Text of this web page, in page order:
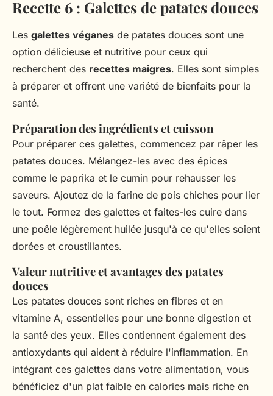
Recette 6 : Galettes de patates douces
Les galettes véganes de patates douces sont une
option délicieuse et nutritive pour ceux qui
recherchent des recettes maigres. Elles sont simples
à préparer et offrent une variété de bienfaits pour la
santé.
Préparation des ingrédients et cuisson
Pour préparer ces galettes, commencez par râper les
patates douces. Mélangez-les avec des épices
comme le paprika et le cumin pour rehausser les
saveurs. Ajoutez de la farine de pois chiches pour lier
le tout. Formez des galettes et faites-les cuire dans
une poêle légèrement huilée jusqu'à ce qu'elles soient
dorées et croustillantes.
Valeur nutritive et avantages des patates
douces
Les patates douces sont riches en fibres et en
vitamine A, essentielles pour une bonne digestion et
la santé des yeux. Elles contiennent également des
antioxydants qui aident à réduire l'inflammation. En
intégrant ces galettes dans votre alimentation, vous
bénéficiez d'un plat faible en calories mais riche en